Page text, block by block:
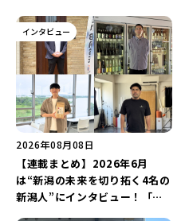
インタビュー
2026年08月08日
【連載まとめ】2026年6月
は“新潟の未来を切り拓く4名の
新潟人”にインタビュー！「学